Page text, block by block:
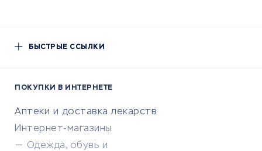
БЫСТРЫЕ ССЫЛКИ
ПОКУПКИ В ИНТЕРНЕТЕ
Аптеки и доставка лекарств
Интернет-магазины
Одежда, обувь и